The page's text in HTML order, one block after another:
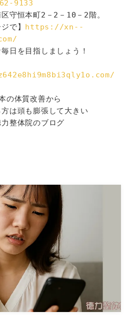
9133
守恒本町2－2－10－2階。
で】 https://xn--
日を目指しましょう！
の体質改善から
は頭も膨張して大きい
整体院のブログ